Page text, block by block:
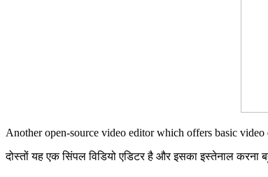
Another open-source video editor which offers basic
दोस्तों यह एक सिंपल विडियो एडिटर है और इसका इस्तेनाल